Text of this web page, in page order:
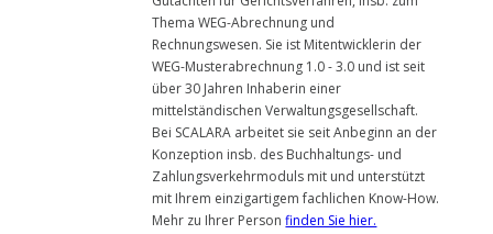
Thema WEG-Abrechnung und
Rechnungswesen. Sie ist Mitentwicklerin der
WEG-Musterabrechnung 1.0 - 3.0 und ist seit
über 30 Jahren Inhaberin einer
mittelständischen Verwaltungsgesellschaft.
Bei SCALARA arbeitet sie seit Anbeginn an der
Konzeption insb. des Buchhaltungs- und
Zahlungsverkehrmoduls mit und unterstützt
mit Ihrem einzigartigem fachlichen Know-How.
Mehr zu Ihrer Personfinden Sie hier.